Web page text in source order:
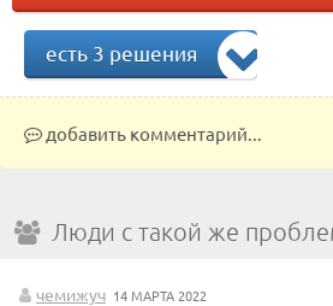
есть 3 решения
добавить комментарий...
Люди с такой же
чемижуч 14 МАРТА 2022